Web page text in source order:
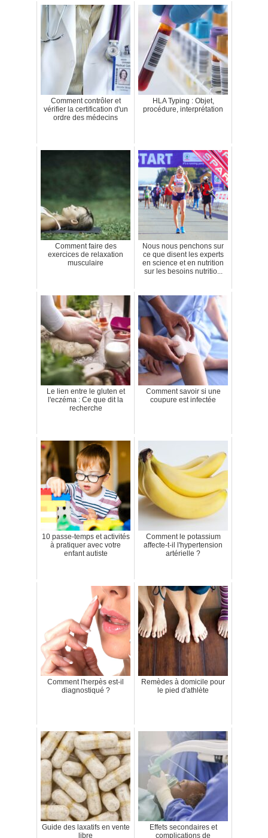
Comment contrôler et
vérifier la certification d'un
ordre des médecins
HLA Typing : Objet,
procédure, interprétation
Comment faire des
exercices de relaxation
musculaire
Nous nous penchons sur
ce que disent les experts
en science et en nutrition
sur les besoins nutritio...
Le lien entre le gluten et
l'eczéma : Ce que dit la
recherche
Comment savoir si une
coupure est infectée
10 passe-temps et activités
à pratiquer avec votre
enfant autiste
Comment le potassium
affecte-t-il l'hypertension
artérielle ?
Comment l'herpès est-il
diagnostiqué ?
Remèdes à domicile pour
le pied d'athlète
Guide des laxatifs en vente
libre
Effets secondaires et
complications de